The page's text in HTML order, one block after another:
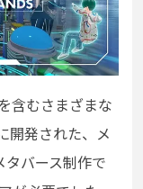
含むさまざまな
開発された、メ
タバース制作で